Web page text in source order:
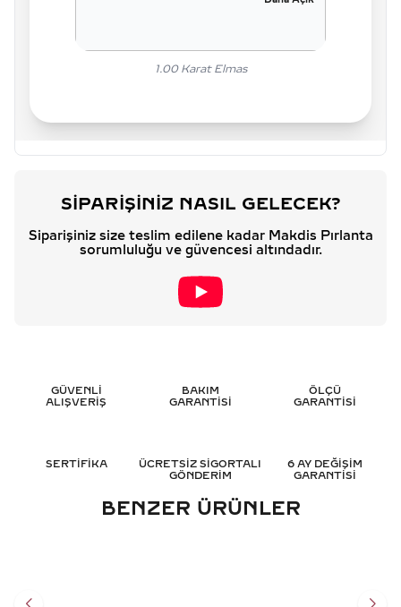
1.00Karat Elmas
SIPARIŞINIZ NASIL GELECEK?
Siparişiniz size teslim edilene kadar Makdis Pırlanta
sorumluluğu ve güvencesi altındadır.
GÜVENLİ
ALIŞVERİŞ
BAKIM
GARANTİSİ
ÖLÇÜ
GARANTİSİ
SERTİFİKA
ÜCRETSİZ SİGORTALI
GÖNDERİM
6 AY DEĞİŞİM
GARANTİSİ
BENZER ÜRÜNLER